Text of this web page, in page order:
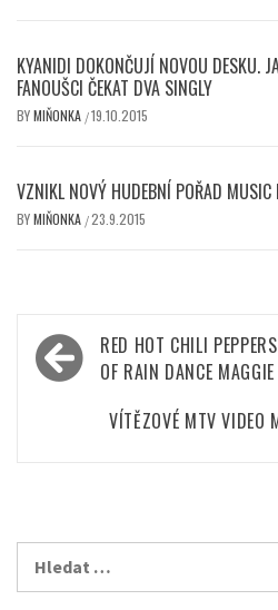
KYANIDI DOKONČUJÍ NOVOU DESKU.
FANOUŠCI ČEKAT DVA SINGLY
BYMIŇONKA /19.10.2015
VZNIKL NOVÝ HUDEBNÍ POŘAD MUSIC
BYMIŇONKA /23.9.2015
Navigace
pro
příspěvek
RED HOT CHILI
OF RAIN DANCE MAGGIE
VÍTĚZOVÉ MTV VIDEO